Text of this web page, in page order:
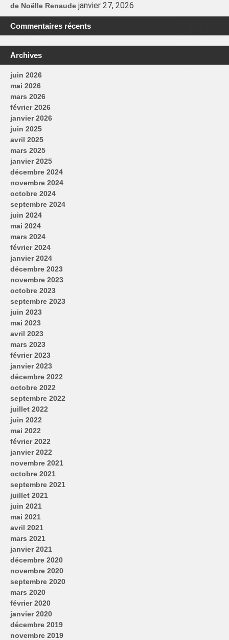
de Noëlle Renaude janvier 27, 2026
Commentaires récents
Archives
juin 2026
mai 2026
mars 2026
février 2026
janvier 2026
juin 2025
avril 2025
mars 2025
janvier 2025
décembre 2024
novembre 2024
octobre 2024
septembre 2024
juin 2024
mai 2024
mars 2024
février 2024
janvier 2024
décembre 2023
novembre 2023
octobre 2023
septembre 2023
juin 2023
mai 2023
avril 2023
mars 2023
février 2023
janvier 2023
décembre 2022
octobre 2022
septembre 2022
juillet 2022
juin 2022
mai 2022
février 2022
janvier 2022
novembre 2021
octobre 2021
septembre 2021
juillet 2021
juin 2021
mai 2021
avril 2021
mars 2021
janvier 2021
décembre 2020
novembre 2020
septembre 2020
mars 2020
février 2020
janvier 2020
décembre 2019
novembre 2019